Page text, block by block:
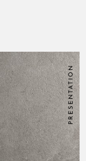
PRESENTATION